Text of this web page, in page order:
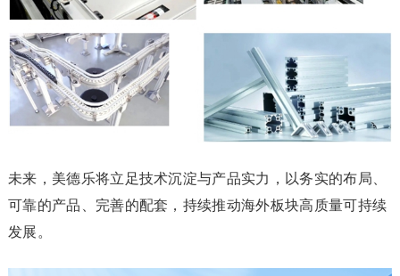
未来，美德乐将立足技术沉淀与产品实力，以务实的布局、
可靠的产品、完善的配套，持续推动海外板块高质量可持续
发展。